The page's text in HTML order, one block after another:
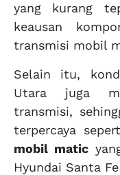
yang kurang
keausan
transmisi mobil
Selain itu,
Utara juga
transmisi,
terpercaya
mobil matic
Hyundai Santa